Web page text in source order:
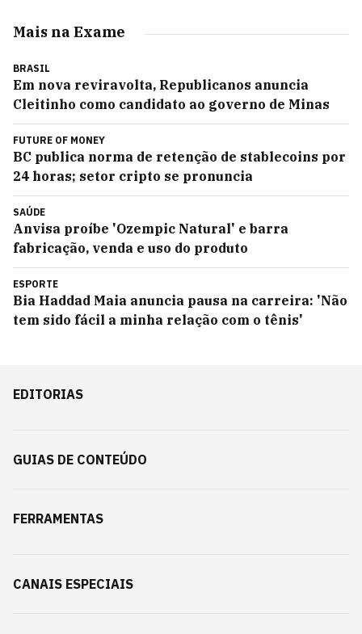
Mais na Exame
BRASIL
Em nova reviravolta, Republicanos anuncia
Cleitinho como candidato ao governo de Minas
FUTURE OF MONEY
BC publica norma de retenção de stablecoins por
24 horas; setor cripto se pronuncia
SAÚDE
Anvisa proíbe 'Ozempic Natural' e barra
fabricação, venda e uso do produto
ESPORTE
Bia Haddad Maia anuncia pausa na carreira: 'Não
tem sido fácil a minha relação com o tênis'
EDITORIAS
GUIAS DE CONTEÚDO
FERRAMENTAS
CANAIS ESPECIAIS